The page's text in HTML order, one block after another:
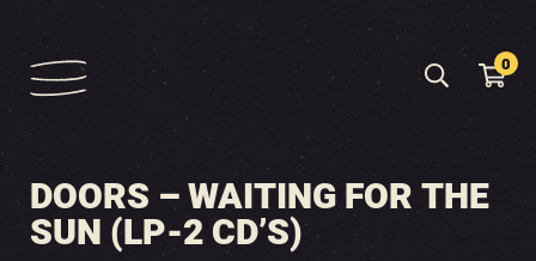
0
DOORS – WAITING FOR THE
SUN (LP-2 CD’S)